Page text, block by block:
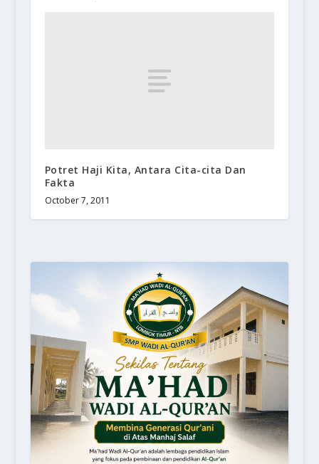
Potret Haji Kita, Antara Cita-cita Dan
Fakta
October 7, 2011